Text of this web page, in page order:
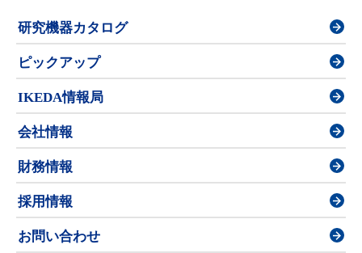
研究機器カタログ
ピックアップ
IKEDA情報局
会社情報
財務情報
採用情報
お問い合わせ